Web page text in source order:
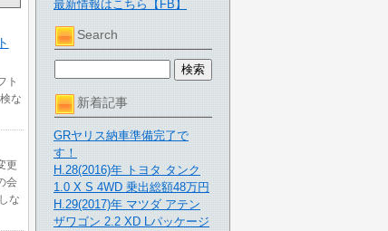
最新情報はこちら【FB】
Search
新着記事
GRヤリス納車準備完了で
す！
H.28(2016)年 トヨタ タンク
1.0 X S 4WD 乗出総額48万円
H.29(2017)年 マツダ アテン
ザワゴン 2.2 XD Lパッケージ
ト
な
更
会
な